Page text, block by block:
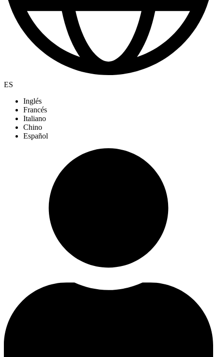
ES
Inglés
Francés
Italiano
Chino
Español